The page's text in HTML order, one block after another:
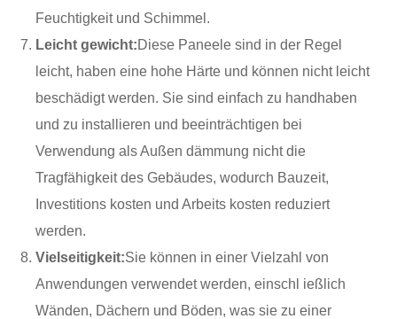
Feuchtigkeit und Schimmel.
Leicht gewicht:Diese Paneele sind in der Regel
leicht, haben eine hohe Härte und können nicht leicht
beschädigt werden. Sie sind einfach zu handhaben
und zu installieren und beeinträchtigen bei
Verwendung als Außen dämmung nicht die
Tragfähigkeit des Gebäudes, wodurch Bauzeit,
Investitions kosten und Arbeits kosten reduziert
werden.
Vielseitigkeit:Sie können in einer Vielzahl von
Anwendungen verwendet werden, einschl ießlich
Wänden, Dächern und Böden, was sie zu einer